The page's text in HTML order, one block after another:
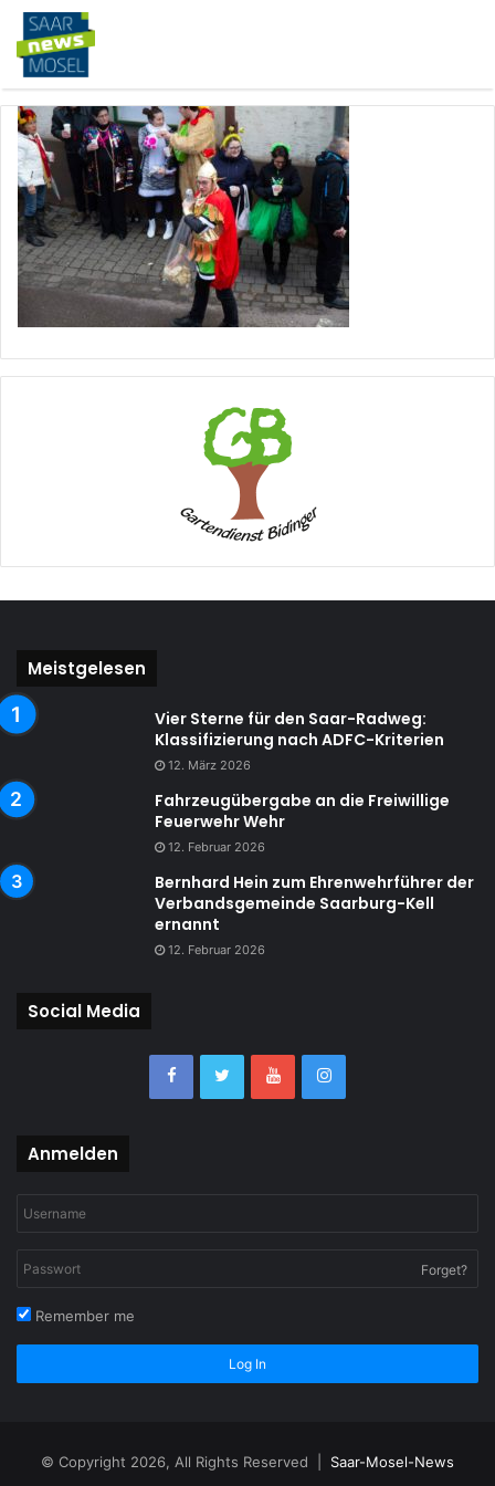
Meistgelesen
Vier Sterne für den Saar-Radweg:
Klassifizierung nach ADFC-Kriterien
12. März 2026
Fahrzeugübergabe an die Freiwillige
Feuerwehr Wehr
12. Februar 2026
Bernhard Hein zum Ehrenwehrführer der
Verbandsgemeinde Saarburg-Kell
ernannt
12. Februar 2026
Social Media
Anmelden
Forget?
Remember me
Log In
© Copyright 2026, All Rights Reserved | Saar-Mosel-News